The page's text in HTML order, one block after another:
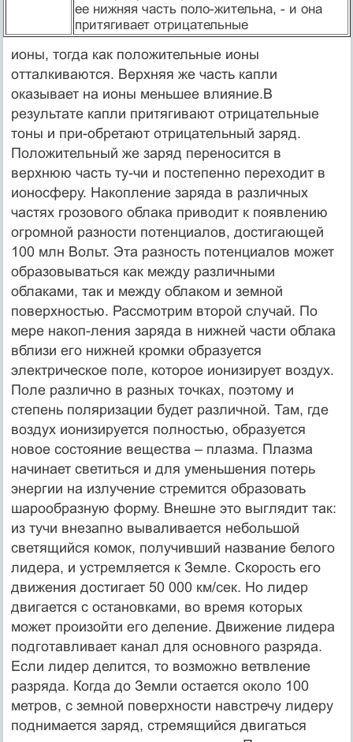
ее нижняя часть поло-жительна, - и она
притягивает отрицательные
ионы, тогда как положительные ионы
отталкиваются. Верхняя же часть капли
оказывает на ионы меньшее влияние.В
результате капли притягивают отрицательные
тоны и при-обретают отрицательный заряд.
Положительный же заряд переносится в
верхнюю часть ту-чи и постепенно переходит в
ионосферу. Накопление заряда в различных
частях грозового облака приводит к появлению
огромной разности потенциалов, достигающей
100 млн Вольт. Эта разность потенциалов может
образовываться как между различными
облаками, так и между облаком и земной
поверхностью. Рассмотрим второй случай. По
мере накоп-ления заряда в нижней части облака
вблизи его нижней кромки образуется
электрическое поле, которое ионизирует воздух.
Поле различно в разных точках, поэтому и
степень поляризации будет различной. Там, где
воздух ионизируется полностью, образуется
новое состояние вещества – плазма. Плазма
начинает светиться и для уменьшения потерь
энергии на излучение стремится образовать
шарообразную форму. Внешне это выглядит так:
из тучи внезапно вываливается небольшой
светящийся комок, получивший название белого
лидера, и устремляется к Земле. Скорость его
движения достигает 50 000 км/сек. Но лидер
двигается с остановками, во время которых
может произойти его деление. Движение лидера
подготавливает канал для основного разряда.
Если лидер делится, то возможно ветвление
разряда. Когда до Земли остается около 100
метров, с земной поверхности навстречу лидеру
поднимается заряд, стремящийся двигаться